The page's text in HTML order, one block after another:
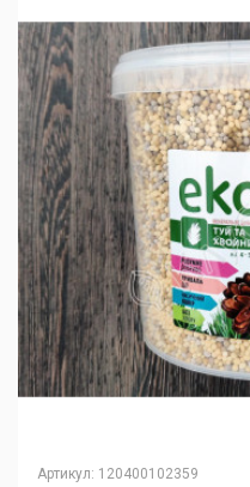
Артикул: 120400102359